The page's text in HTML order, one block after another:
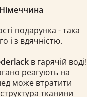
подарунка - така
і з вдячністю.
в гарячій воді!
реагують на
може втратити
тканини